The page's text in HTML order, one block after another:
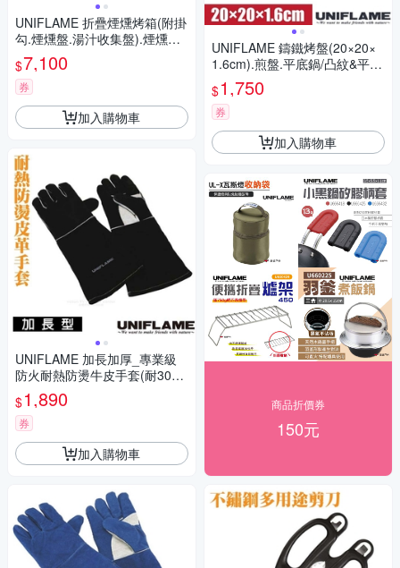
UNIFLAME 折疊煙燻烤箱(附掛
勾.煙燻盤.湯汁收集盤).煙燻筒.
烤肉架.燒烤架/U665916
$7,100
券
加入購物車
UNIFLAME 加長加厚_專業級
防火耐熱防燙牛皮手套(耐30
0℃)/U665459 黑
$1,890
券
加入購物車
UNIFLAME 鑄鐵烤盤(20×20×
1.6cm).煎盤.平底鍋/凸紋&平面
二種盤面/U665725
$1,750
券
加入購物車
商品折價券
150元